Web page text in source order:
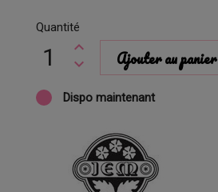
Quantité
Ajouter au panier
Dispo maintenant